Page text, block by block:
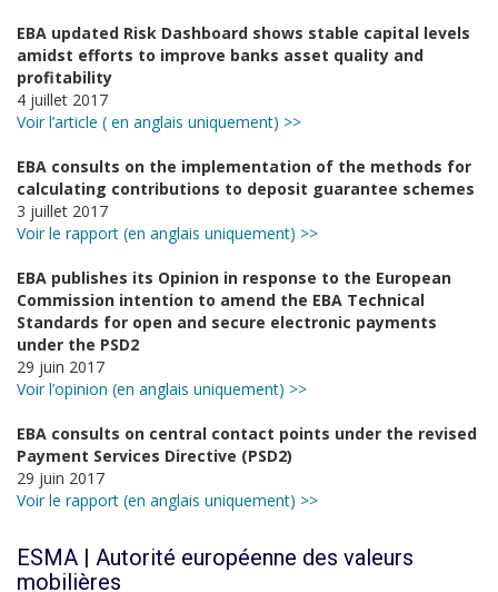
EBA updated Risk Dashboard shows stable capital levels
amidst efforts to improve banks asset quality and
profitability
4 juillet 2017
Voir l’article ( en anglais uniquement) >>
EBA consults on the implementation of the methods for
calculating contributions to deposit guarantee schemes
3 juillet 2017
Voir le rapport (en anglais uniquement) >>
EBA publishes its Opinion in response to the European
Commission intention to amend the EBA Technical
Standards for open and secure electronic payments
under the PSD2
29 juin 2017
Voir l’opinion (en anglais uniquement) >>
EBA consults on central contact points under the revised
Payment Services Directive (PSD2)
29 juin 2017
Voir le rapport (en anglais uniquement) >>
ESMA | Autorité européenne des valeurs
mobilières